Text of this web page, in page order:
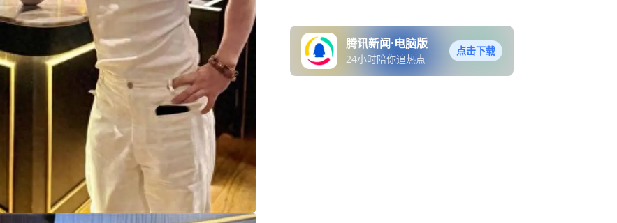
腾讯新闻·电脑版
24小时陪你追热点
点击下载